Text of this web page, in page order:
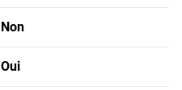
Non
Oui